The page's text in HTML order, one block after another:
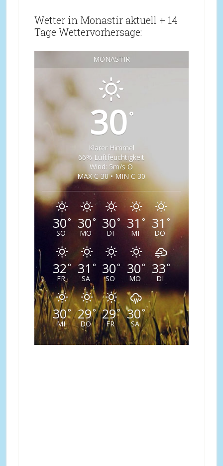
Wetter in Monastir aktuell + 14
Tage Wettervorhersage:
MONASTIR
30°
Klarer Himmel
66% Luftfeuchtigkeit
Wind: 5m/s O
MAX C 30 • MIN C 30
30°
SO
30°
MO
30°
DI
31°
MI
31 °
DO
32°
FR
31 °
SA
30°
SO
30°
MO
33°
DI
30°
MI
29°
DO
29°
FR
30°
SA